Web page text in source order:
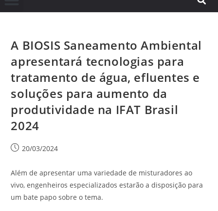
A BIOSIS Saneamento Ambiental
apresentará tecnologias para
tratamento de água, efluentes e
soluções para aumento da
produtividade na IFAT Brasil
2024
20/03/2024
Além de apresentar uma variedade de misturadores ao
vivo, engenheiros especializados estarão a disposição para
um bate papo sobre o tema.